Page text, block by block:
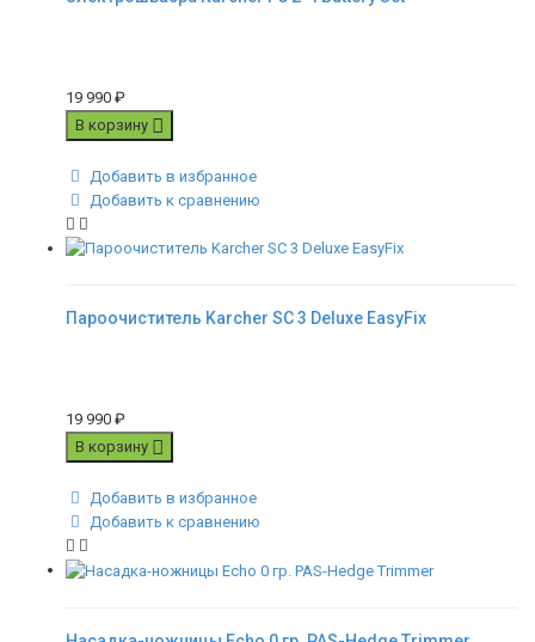
19 990 ₽
В корзину
Добавить в избранное
Добавить к сравнению
Пароочиститель Karcher SC 3 Deluxe EasyFix
19 990 ₽
В корзину
Добавить в избранное
Добавить к сравнению